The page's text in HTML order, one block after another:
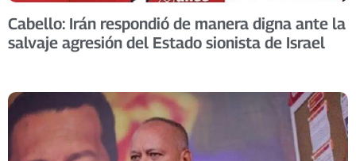
Cabello: Irán respondió de manera digna ante la
salvaje agresión del Estado sionista de Israel